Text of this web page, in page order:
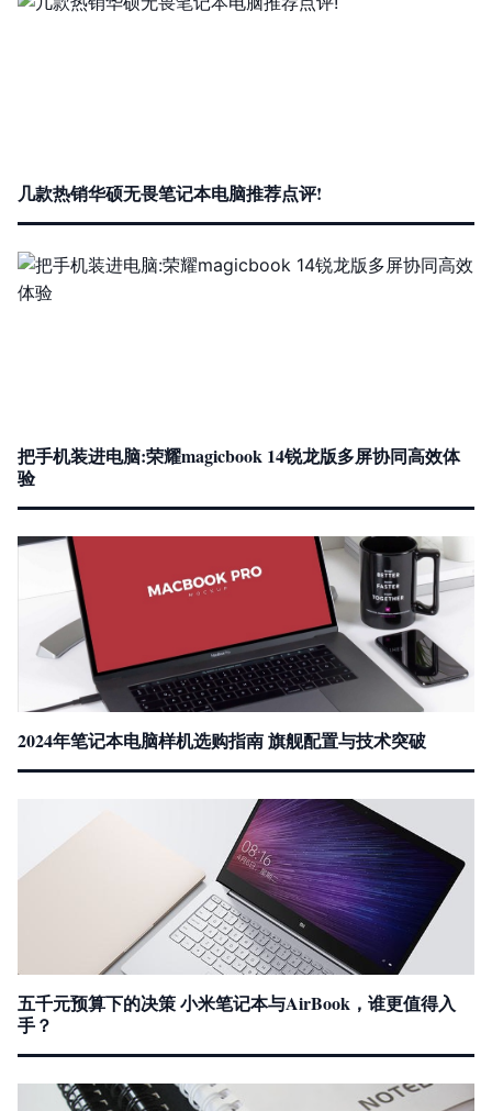
几款热销华硕无畏笔记本电脑推荐点评!
把手机装进电脑:荣耀magicbook 14锐龙版多屏协同高效体
验
2024年笔记本电脑样机选购指南 旗舰配置与技术突破
五千元预算下的决策 小米笔记本与AirBook，谁更值得入
手？